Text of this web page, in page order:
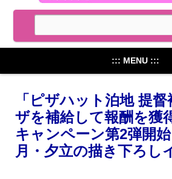
::: MENU :::
「ピザハット泊地 提
ザを補給して報酬を獲
キャンペーン第2弾開
月・夕立の描き下ろし